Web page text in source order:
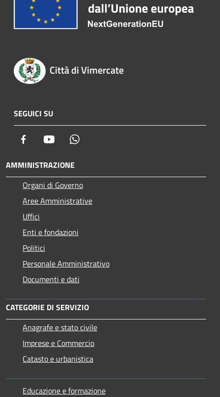
Città di Vimercate
SEGUICI SU
Facebook Youtube
AMMINISTRAZIONE
Organi di Governo
Aree Amministrative
Uffici
Enti e fondazioni
Politici
Personale Amministrativo
Documenti e dati
CATEGORIE DI SERVIZIO
Anagrafe e stato civile
Imprese e Commercio
Catasto e urbanistica
Educazione e formazione